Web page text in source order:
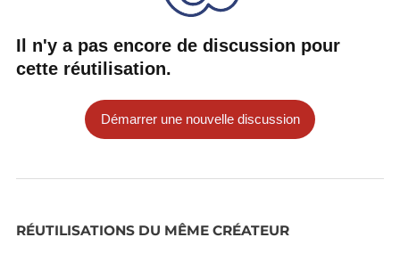
Il n'y a pas encore de discussion pour
cette réutilisation.
Démarrer une nouvelle discussion
RÉUTILISATIONS DU MÊME CRÉATEUR